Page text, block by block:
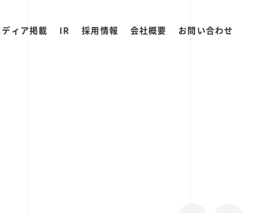
ィア掲載 IR 採用情報 会社概要 お問い合わせ